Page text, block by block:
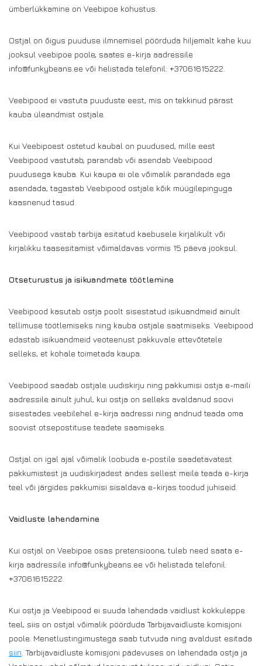
ümberlükkamine on Veebipoe kohustus.
Ostjal on õigus puuduse ilmnemisel pöörduda hiljemalt kahe kuu
jooksul veebipoe poole, saates e-kirja aadressile
info@funkybeans.ee või helistada telefonil: +37061615222.
Veebipood ei vastuta puuduste eest, mis on tekkinud pärast
kauba üleandmist ostjale.
Kui Veebipoest ostetud kaubal on puudused, mille eest
Veebipood vastutab, parandab või asendab Veebipood
puudusega kauba. Kui kaupa ei ole võimalik parandada ega
asendada, tagastab Veebipood ostjale kõik müügilepinguga
kaasnenud tasud.
Veebipood vastab tarbija esitatud kaebusele kirjalikult või
kirjalikku taasesitamist võimaldavas vormis 15 päeva jooksul.
Otseturustus ja isikuandmete töötlemine
Veebipood kasutab ostja poolt sisestatud isikuandmeid ainult
tellimuse töötlemiseks ning kauba ostjale saatmiseks. Veebipood
edastab isikuandmeid veoteenust pakkuvale ettevõtetele
selleks, et kohale toimetada kaupa.
Veebipood saadab ostjale uudiskirju ning pakkumisi ostja e-maili
aadressile ainult juhul, kui ostja on selleks avaldanud soovi
sisestades veebilehel e-kirja aadressi ning andnud teada oma
soovist otsepostituse teadete saamiseks.
Ostjal on igal ajal võimalik loobuda e-postile saadetavatest
pakkumistest ja uudiskirjadest andes sellest meile teada e-kirja
teel või järgides pakkumisi sisaldava e-kirjas toodud juhiseid.
Vaidluste lahendamine
Kui ostjal on Veebipoe osas pretensioone, tuleb need saata e-
kirja aadressile info@funkybeans.ee või helistada telefonil:
+37061615222.
Kui ostja ja Veebipood ei suuda lahendada vaidlust kokkuleppe
teel, siis on ostjal võimalik pöörduda Tarbijavaidluste komisjoni
poole. Menetlustingimustega saab tutvuda ning avaldust esitada
siin . Tarbijavaidluste komisjoni pädevuses on lahendada ostja ja